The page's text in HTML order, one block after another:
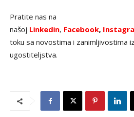
Pratite nas na
našoj Linkedin, Facebook,
toku sa novostima i zanimljivostima
ugostiteljstva.